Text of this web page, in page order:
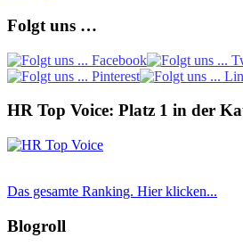
Folgt uns …
HR Top Voice: Platz 1 in der
Das gesamte Ranking. Hier klicken...
Blogroll